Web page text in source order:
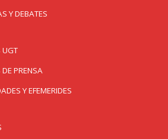
Y DEBATES
UGT
PRENSA
Y EFEMERIDES